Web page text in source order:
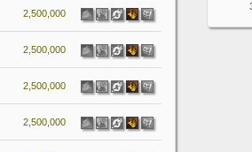
2,500,000
2,500,000
2,500,000
2,500,000